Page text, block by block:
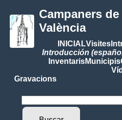
Campaners
València
INICIALVisites
Introducción
InventarisMunicipis
Gravacions